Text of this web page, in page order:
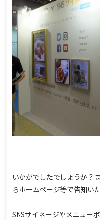
いかがでしたでしょうか？
らホームページ等で告知い
SNSサイネージやメニュー